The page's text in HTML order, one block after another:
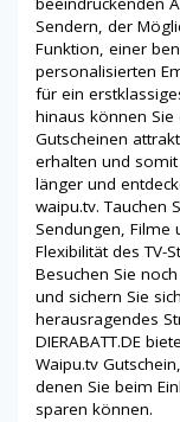
Sendern, der
Funktion, einer
personalisierten
für ein
hinaus können
Gutscheinen
erhalten und
länger und
waipu.tv. Tauchen
Sendungen, Filme
Flexibilität des TV-
Besuchen Sie
und sichern Sie
herausragendes
DIERABATT.DE
Waipu.tv
denen Sie beim
sparen können.